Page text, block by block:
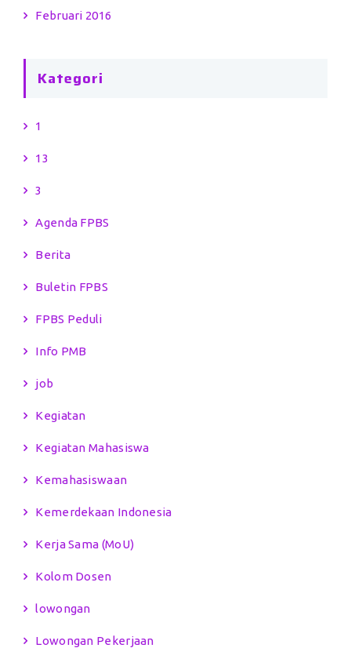
Februari 2016
Kategori
1
13
3
Agenda FPBS
Berita
Buletin FPBS
FPBS Peduli
Info PMB
job
Kegiatan
Kegiatan Mahasiswa
Kemahasiswaan
Kemerdekaan Indonesia
Kerja Sama (MoU)
Kolom Dosen
lowongan
Lowongan Pekerjaan